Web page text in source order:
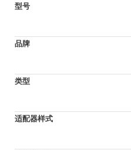
型号
品牌
类型
适配器样式